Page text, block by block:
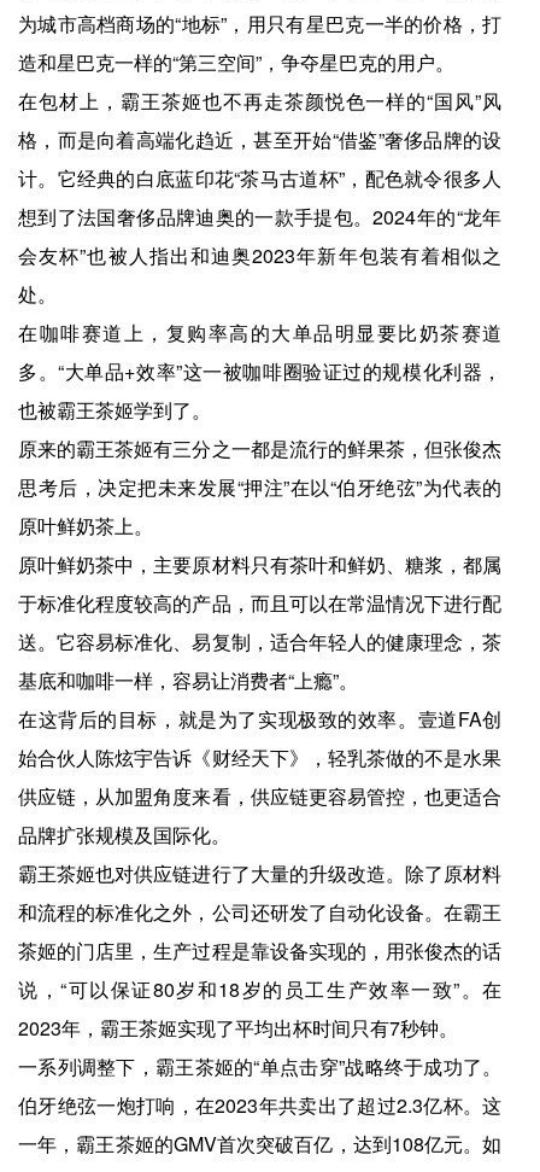
为城市高档商场的“地标”，用只有星巴克一半的价格，打
造和星巴克一样的“第三空间”，争夺星巴克的用户。
在包材上，霸王茶姬也不再走茶颜悦色一样的“国风”风
格，而是向着高端化趋近，甚至开始“借鉴”奢侈品牌的设
计。它经典的白底蓝印花“茶马古道杯”，配色就令很多人
想到了法国奢侈品牌迪奥的一款手提包。2024年的“龙年
会友杯”也被人指出和迪奥2023年新年包装有着相似之
处。
在咖啡赛道上，复购率高的大单品明显要比奶茶赛道
多。“大单品+效率”这一被咖啡圈验证过的规模化利器，
也被霸王茶姬学到了。
原来的霸王茶姬有三分之一都是流行的鲜果茶，但张俊杰
思考后，决定把未来发展“押注”在以“伯牙绝弦”为代表的
原叶鲜奶茶上。
原叶鲜奶茶中，主要原材料只有茶叶和鲜奶、糖浆，都属
于标准化程度较高的产品，而且可以在常温情况下进行配
送。它容易标准化、易复制，适合年轻人的健康理念，茶
基底和咖啡一样，容易让消费者“上瘾”。
在这背后的目标，就是为了实现极致的效率。壹道FA创
始合伙人陈炫宇告诉《财经天下》，轻乳茶做的不是水果
供应链，从加盟角度来看，供应链更容易管控，也更适合
品牌扩张规模及国际化。
霸王茶姬也对供应链进行了大量的升级改造。除了原材料
和流程的标准化之外，公司还研发了自动化设备。在霸王
茶姬的门店里，生产过程是靠设备实现的，用张俊杰的话
说，“可以保证80岁和18岁的员工生产效率一致”。在
2023年，霸王茶姬实现了平均出杯时间只有7秒钟。
一系列调整下，霸王茶姬的“单点击穿”战略终于成功了。
伯牙绝弦一炮打响，在2023年共卖出了超过2.3亿杯。这
一年，霸王茶姬的GMV首次突破百亿，达到108亿元。如